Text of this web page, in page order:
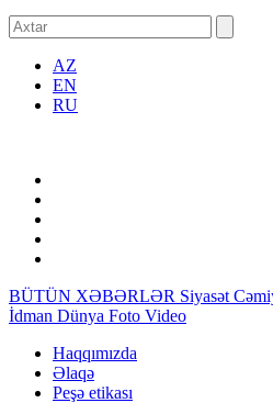
AZ
EN
RU
BÜTÜN XƏBƏRLƏR Siyasət
İdman Dünya Foto Video
Haqqımızda
Əlaqə
Peşə etikası